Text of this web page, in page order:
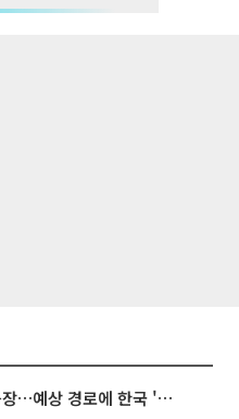
태풍 '돌핀' 이어 '찬홈' 등장…예상 경로에 한국 '한숨'